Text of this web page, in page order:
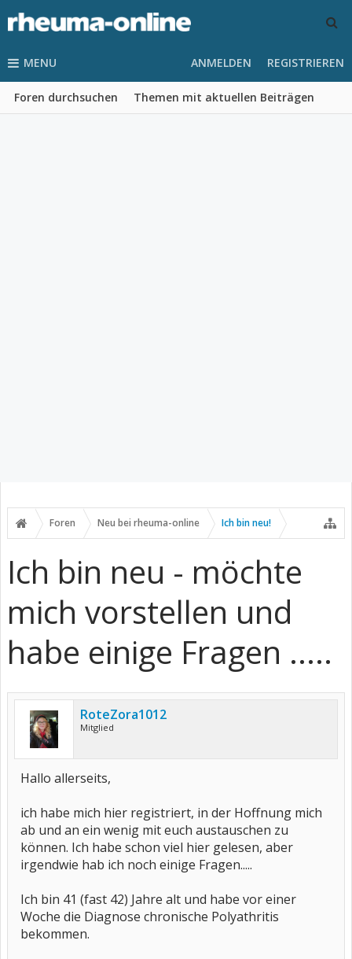
MENU
Foren durchsuchen Themen mit aktuellen Beiträgen
ANMELDEN REGISTRIEREN
Foren Neu bei rheuma-online Ich bin neu!
Ich bin neu - möchte
mich vorstellen und
habe einige Fragen .....
RoteZora1012
Mitglied
Hallo allerseits,
ich habe mich hier registriert, in der Hoffnung mich
ab und an ein wenig mit euch austauschen zu
können. Ich habe schon viel hier gelesen, aber
irgendwie hab ich noch einige Fragen.....
Ich bin 41 (fast 42) Jahre alt und habe vor einer
Woche die Diagnose chronische Polyathritis
bekommen.